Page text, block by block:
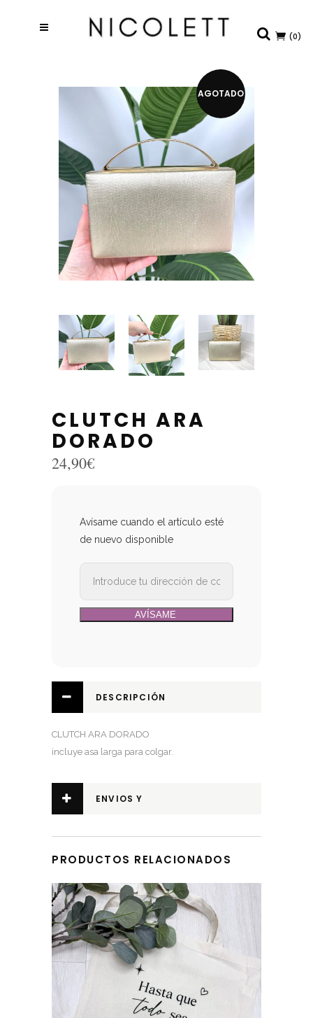
(0)
AGOTADO
CLUTCH ARA
DORADO
24,90€
Avísame cuando el artículo esté
de nuevo disponible
DESCRIPCIÓN
CLUTCH ARA DORADO
incluye asa larga para colgar.
ENVIOS Y
PRODUCTOS RELACIONADOS